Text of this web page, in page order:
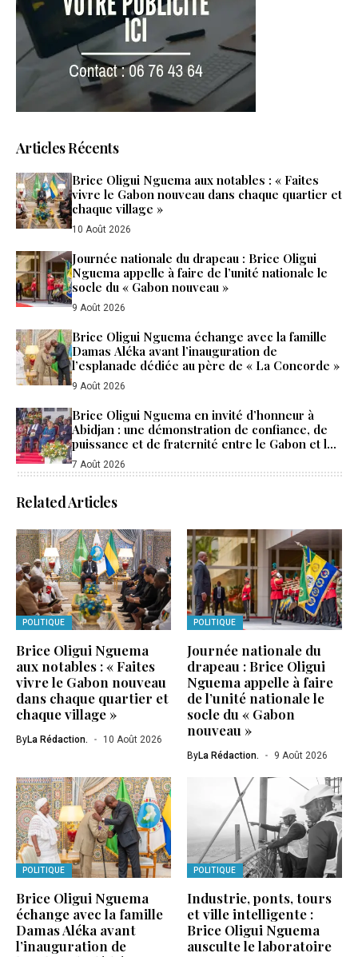
Articles Récents
Brice Oligui Nguema aux notables : « Faites
vivre le Gabon nouveau dans chaque quartier et
chaque village »
10 Août 2026
Journée nationale du drapeau : Brice Oligui
Nguema appelle à faire de l’unité nationale le
socle du « Gabon nouveau »
9 Août 2026
Brice Oligui Nguema échange avec la famille
Damas Aléka avant l’inauguration de
l’esplanade dédiée au père de « La Concorde »
9 Août 2026
Brice Oligui Nguema en invité d’honneur à
Abidjan : une démonstration de confiance, de
puissance et de fraternité entre le Gabon et la
Côte d’Ivoire
7 Août 2026
Related Articles
POLITIQUE
Brice Oligui Nguema
aux notables : « Faites
vivre le Gabon nouveau
dans chaque quartier et
chaque village »
ByLa Rédaction. 10 Août 2026
POLITIQUE
Journée nationale du
drapeau : Brice Oligui
Nguema appelle à faire
de l’unité nationale le
socle du « Gabon
nouveau »
ByLa Rédaction. 9 Août 2026
POLITIQUE
Brice Oligui Nguema
échange avec la famille
Damas Aléka avant
l’inauguration de
POLITIQUE
Industrie, ponts, tours
et ville intelligente :
Brice Oligui Nguema
ausculte le laboratoire